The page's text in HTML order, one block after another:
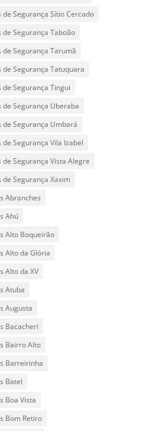
Segurança Sítio Cercado
Segurança Taboão
Segurança Tarumã
Segurança Tatuquara
Segurança Tingui
Segurança Uberaba
de Segurança Umbará
Segurança Vila Izabel
Segurança Vista Alegre
Segurança Xaxim
Abranches
Ahú
Alto Boqueirão
Alto da Glória
Alto da XV
Atuba
Augusta
Bacacheri
Bairro Alto
Barreirinha
Batel
Boa Vista
Bom Retiro